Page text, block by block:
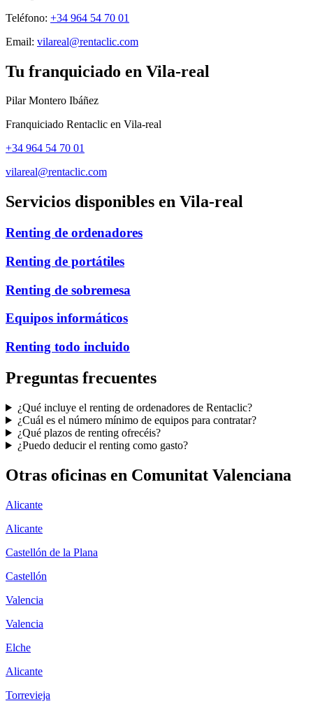
Teléfono: +34 964 54 70 01
Email: vilareal@rentaclic.com
Tu franquiciado en Vila-real
Pilar Montero Ibáñez
Franquiciado Rentaclic en Vila-real
+34 964 54 70 01
vilareal@rentaclic.com
Servicios disponibles en Vila-real
Renting de ordenadores
Renting de portátiles
Renting de sobremesa
Equipos informáticos
Renting todo incluido
Preguntas frecuentes
¿Qué incluye el renting de ordenadores de Rentaclic?
¿Cuál es el número mínimo de equipos para contratar?
¿Qué plazos de renting ofrecéis?
¿Puedo deducir el renting como gasto?
Otras oficinas en Comunitat Valenciana
Alicante
Alicante
Castellón de la Plana
Castellón
Valencia
Valencia
Elche
Alicante
Torrevieja